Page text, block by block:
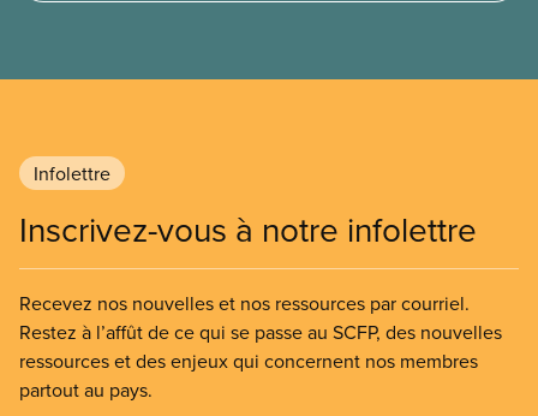
Infolettre
Inscrivez-vous à notre infolettre
Recevez nos nouvelles et nos ressources par courriel.
Restez à l’affût de ce qui se passe au SCFP, des nouvelles
ressources et des enjeux qui concernent nos membres
partout au pays.